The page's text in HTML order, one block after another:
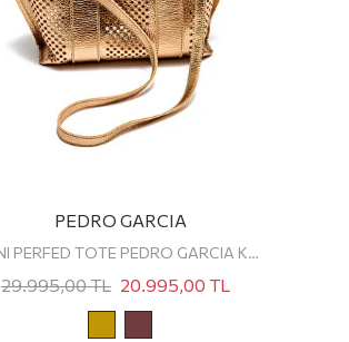
PEDRO GARCIA
MINI PERFED TOTE PEDRO GARCIA KADIN OMUZ ÇANTASI
29.995,00TL 20.995,00 TL